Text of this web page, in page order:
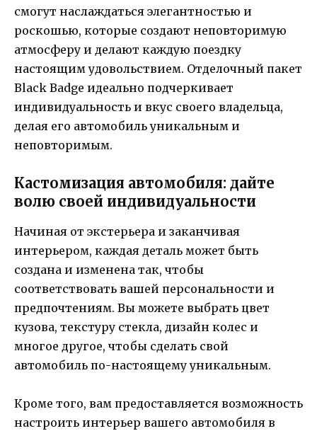
смогут наслаждаться элегантностью и
роскошью, которые создают неповторимую
атмосферу и делают каждую поездку
настоящим удовольствием. Отделочный пакет
Black Badge идеально подчеркивает
индивидуальность и вкус своего владельца,
делая его автомобиль уникальным и
неповторимым.
Кастомизация автомобиля: дайте
волю своей индивидуальности
Начиная от экстерьера и заканчивая
интерьером, каждая деталь может быть
создана и изменена так, чтобы
соответствовать вашей персональности и
предпочтениям. Вы можете выбрать цвет
кузова, текстуру стекла, дизайн колес и
многое другое, чтобы сделать свой
автомобиль по-настоящему уникальным.
Кроме того, вам предоставляется возможность
настроить интерьер вашего автомобиля в